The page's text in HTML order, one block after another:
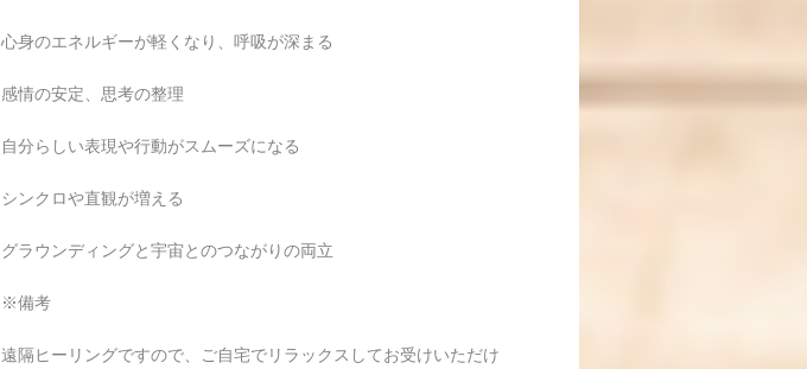
心身のエネルギーが軽くなり、呼吸が深まる
感情の安定、思考の整理
自分らしい表現や行動がスムーズになる
シンクロや直観が増える
グラウンディングと宇宙とのつながりの両立
※備考
遠隔ヒーリングですので、ご自宅でリラックスしてお受けいただけ